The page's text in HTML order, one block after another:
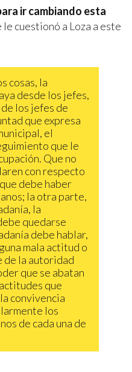
ir cambiando esta
le cuestionó a Loza a este
cosas, la
desde los jefes,
los jefes de
que expresa
el
que le
Que no
con respecto
debe haber
la otra parte,
la
quedarse
debe hablar,
mala actitud o
de la autoridad
que se abatan
que
convivencia
los
de cada una de